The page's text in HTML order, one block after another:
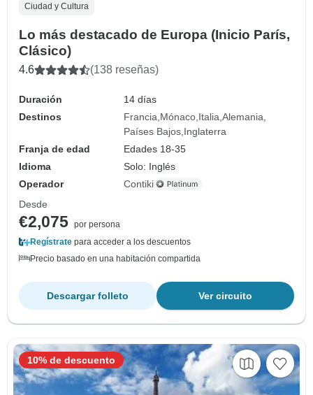
Ciudad y Cultura
Lo más destacado de Europa (Inicio París,
Clásico)
4.6 (138 reseñas)
Duración
14 días
Destinos
Francia Mónaco Italia Alemania
Países Bajos Inglaterra
Franja de edad
Edades 18-35
Idioma
Solo: Inglés
Operador
Contiki
Desde
€2,075 por persona
Regístrate para acceder a los descuentos
Precio basado en una habitación compartida
Ver circuito
Descargar folleto
10% de descuento